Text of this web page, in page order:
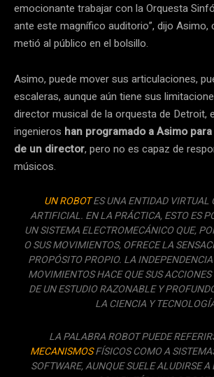
emocionante trabajar con la Orquesta
ante este magnífico auditorio”, dijo Asimo,
metió al público en el bolsillo.
Asimo, puede mover sus articulaciones,
escaleras, aunque aún tiene sus
director musical de la orquesta de Detroit,
ingenieros han programado a Asimo
de un director, pero no es capaz de
músicos.
UN ROBOTES UNA ENTIDAD VIRTUAL
ARTIFICIAL. EN LA PRÁCTICA, ESTO ES
UN SISTEMA ELECTROMECÁNICO QUE,
O SUS MOVIMIENTOS, OFRECE LA
PROPÓSITO PROPIO. LA
MOVIMIENTOS HACE QUE SUS
DE UN ESTUDIO RAZONABLE Y
LA CIENCIA Y
LA PALABRA ROBOT PUEDE
MECANISMOSFÍSICOS COMO A
SOFTWARE, AUNQUE SUELE ALUDIRSE A